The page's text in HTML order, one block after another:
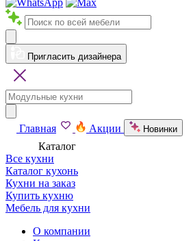
Пригласить дизайнера
Главная Акции Новинки
Каталог
Все кухни
Каталог кухонь
Кухни на заказ
Купить кухню
Мебель для кухни
О компании